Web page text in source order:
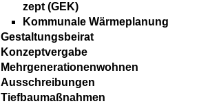
zept (GEK)
Kommunale Wärmeplanung
Gestaltungsbeirat
Konzeptvergabe
Mehrgenerationenwohnen
Ausschreibungen
Tiefbaumaßnahmen